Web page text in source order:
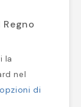
la
nel
opzioni di